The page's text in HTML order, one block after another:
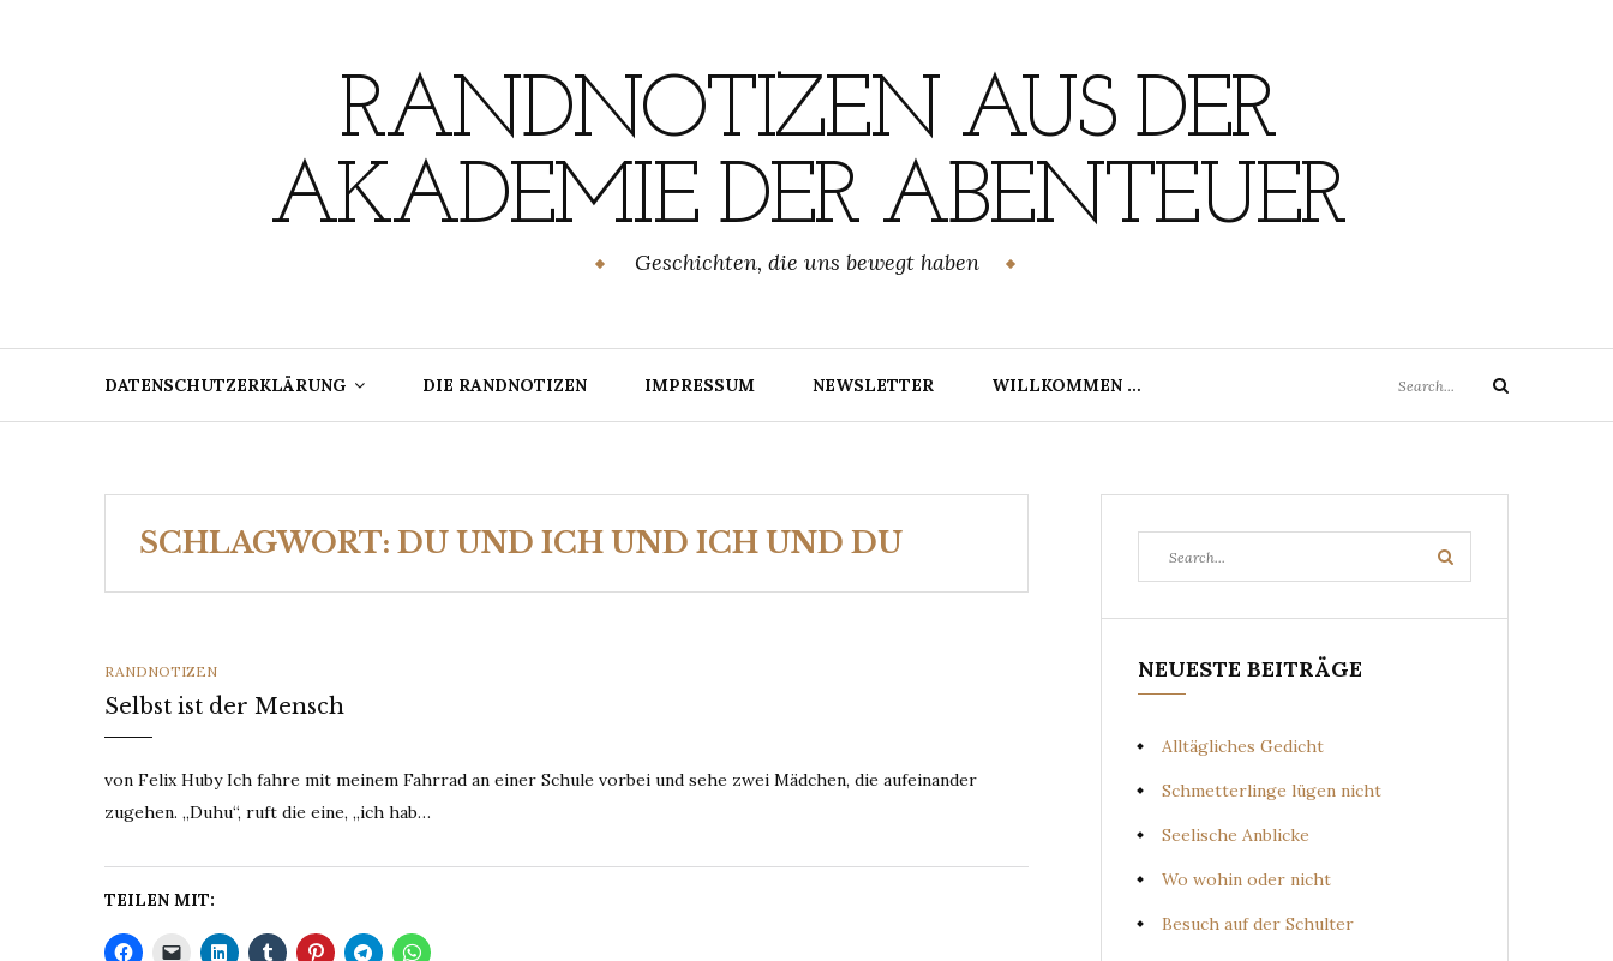
RANDNOTIZEN AUS DER
AKADEMIE DER ABENTEUER
Geschichten, die uns bewegt haben
DATENSCHUTZERKLÄRUNG DIE RANDNOTIZEN IMPRESSUM NEWSLETTER WILLKOMMEN …
for:
Search
SCHLAGWORT: DU UND ICH UND ICH UND DU
CATEGORIES
RANDNOTIZEN
Selbst ist der Mensch
von Felix Huby Ich fahre mit meinem Fahrrad an einer Schule vorbei und sehe zwei Mädchen, die aufeinander
zugehen. „Duhu“, ruft die eine, „ich hab…
TEILEN MIT:
for:
Search
NEUESTE BEITRÄGE
Alltägliches Gedicht
Schmetterlinge lügen nicht
Seelische Anblicke
Wo wohin oder nicht
Besuch auf der Schulter